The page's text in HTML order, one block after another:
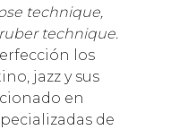
technique,
technique.
los
jazz y sus
en
de